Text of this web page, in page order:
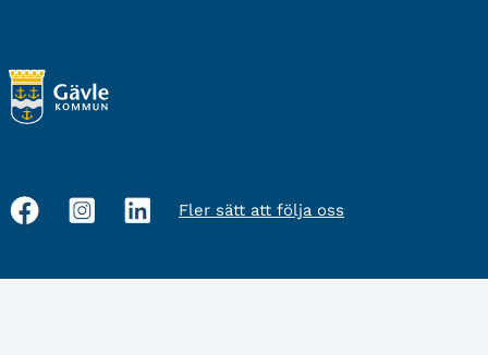
Sociala
Fler sätt att följa oss